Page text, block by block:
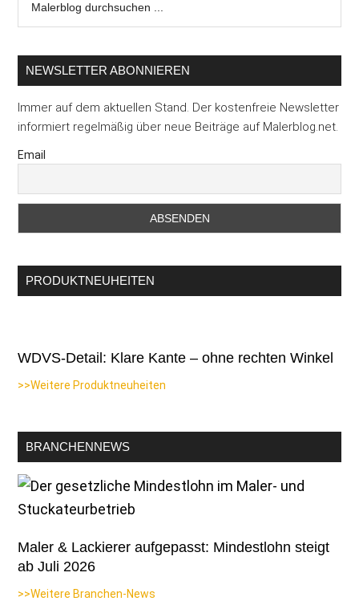
durchsuchen
NEWSLETTER ABONNIEREN
Immer auf dem aktuellen Stand. Der kostenfreie Newsletter
informiert regelmäßig über neue Beiträge auf Malerblog.net.
Email
PRODUKTNEUHEITEN
WDVS-Detail: Klare Kante – ohne rechten Winkel
>>Weitere Produktneuheiten
BRANCHENNEWS
Maler & Lackierer aufgepasst: Mindestlohn steigt
ab Juli 2026
>>Weitere Branchen-News